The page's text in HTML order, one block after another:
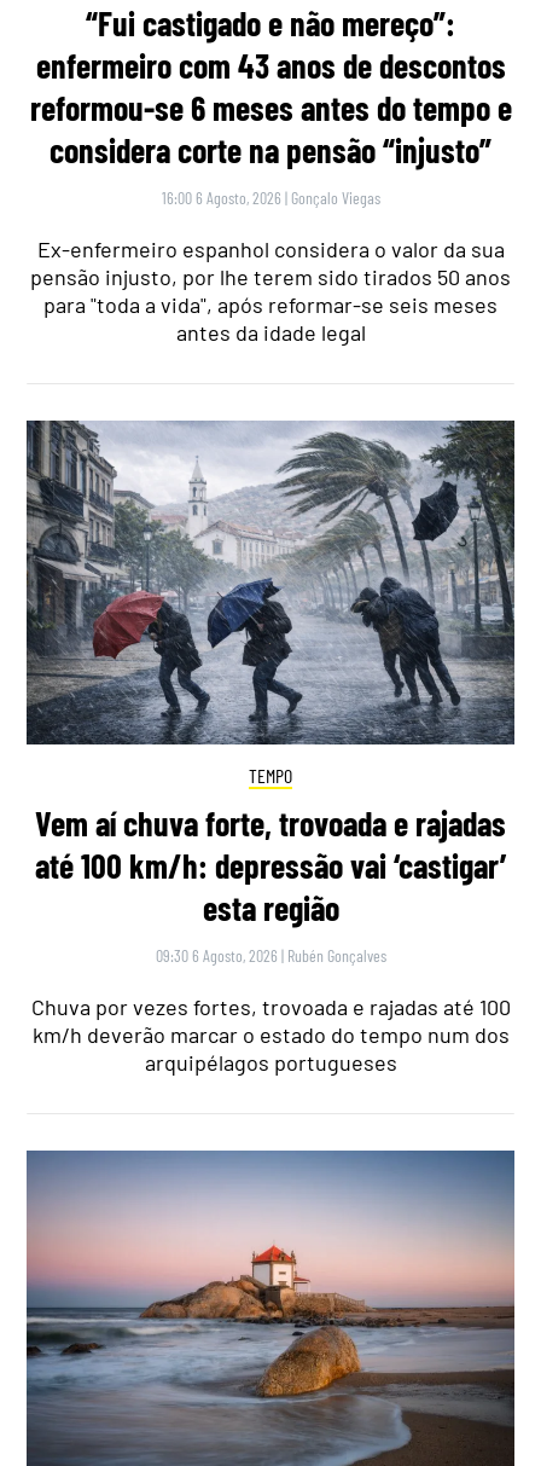
“Fui castigado e não mereço”:
enfermeiro com 43 anos de descontos
reformou-se 6 meses antes do tempo e
considera corte na pensão “injusto”
16:00 6 Agosto, 2026 | Gonçalo Viegas
Ex-enfermeiro espanhol considera o valor da sua
pensão injusto, por lhe terem sido tirados 50 anos
para "toda a vida", após reformar-se seis meses
antes da idade legal
TEMPO
Vem aí chuva forte, trovoada e rajadas
até 100 km/h: depressão vai ‘castigar’
esta região
09:30 6 Agosto, 2026 | Rubén Gonçalves
Chuva por vezes fortes, trovoada e rajadas até 100
km/h deverão marcar o estado do tempo num dos
arquipélagos portugueses